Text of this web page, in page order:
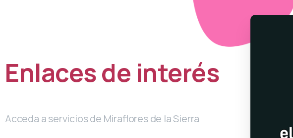
Enlacesde interés
Acceda a servicios de Miraflores de la Sierra